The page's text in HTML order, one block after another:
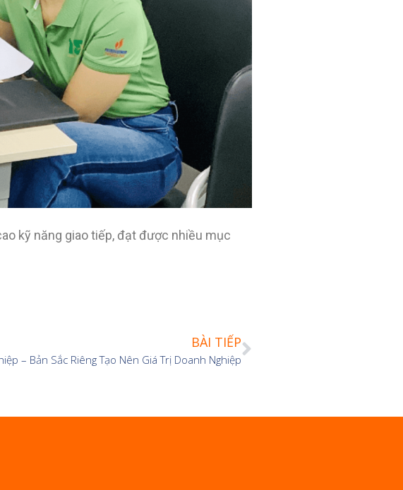
kỹ năng giao tiếp, đạt được nhiều mục
BÀI TIẾP
– Bản Sắc Riêng Tạo Nên Giá Trị Doanh Nghiệp